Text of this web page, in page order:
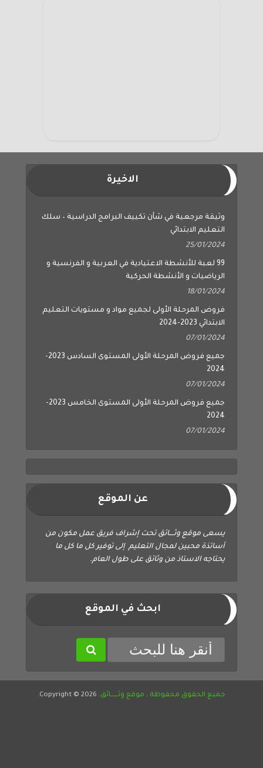
الاخيرة
وثيقة مرجعية في شأن تكييف البرامج الدراسية – سلك
التعليم الابتدائي
25/01/2024
99 لعبة للأنشطة الاعتيادية في العربية و الفرنسية و
الرياضيات و الأنشطة الحركية
18/01/2024
فروض المرحلة الأولى لجميع مواد و مستويات التعليم
الابتدائي 2023-2024
07/01/2024
جميع فروض المرحلة الأولى المستوى السادس 2023-
2024
07/01/2024
جميع فروض المرحلة الأولى المستوى الخامس 2023-
2024
07/01/2024
عن الموقع
يسعى موقع وثــــائق تحت إشراف فريق عمل مكون من
أساتذة محبين لمجال التعليم إلى توفير كل ما كل ما
يحتاجه الاستاذ من وثائق على طول العام.
ابحث في الموقع
جميع الحقوق محفوظة . موقع وثــــــائق. Copyright © 2026.